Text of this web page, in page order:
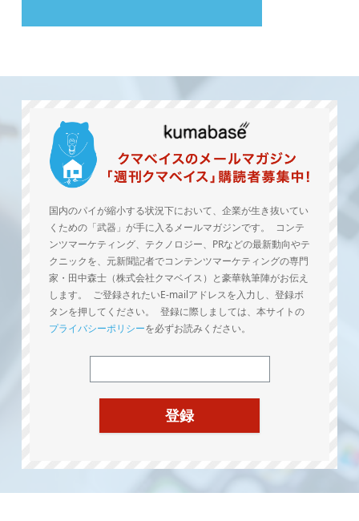
国内のパイが縮小する状況下において、企業が生き抜いてい
くための「武器」が手に入るメールマガジンです。 コンテ
ンツマーケティング、テクノロジー、PRなどの最新動向やテ
クニックを、元新聞記者でコンテンツマーケティングの専門
家・田中森士（株式会社クマベイス）と豪華執筆陣がお伝え
します。 ご登録されたいE-mailアドレスを入力し、登録ボ
タンを押してください。 登録に際しましては、本サイトの
プライバシーポリシーを必ずお読みください。